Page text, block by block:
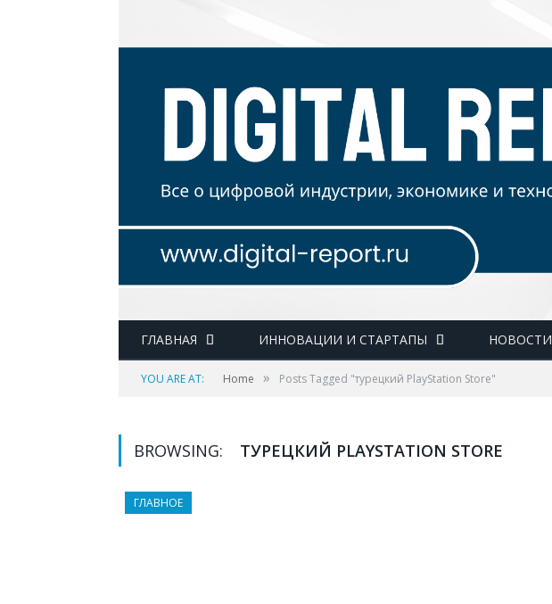
ГЛАВНАЯ ИННОВАЦИИ И СТАРТАПЫ НОВОСТИ
YOU ARE AT: Home » Posts Tagged "турецкий PlayStation Store"
BROWSING: ТУРЕЦКИЙ PLAYSTATION STORE
ГЛАВНОЕ